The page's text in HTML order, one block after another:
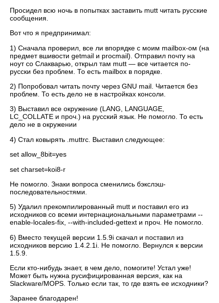
Просидел всю ночь в попытках заставить mutt читать русские
сообщения.
Вот что я предпринимал:
1) Сначала проверил, все ли впорядке с моим mailbox-ом (на
предмет вшивости getmail и procmail). Отправил почту на
ноут со Слакварью, открыл там mutt — все читается по-
русски без проблем. То есть mailbox в порядке.
2) Попробовал читать почту через GNU mail. Читается без
проблем. То есть дело не в настройках консоли.
3) Выставил все окружение (LANG, LANGUAGE,
LC_COLLATE и проч.) на русский язык. Не помогло. То есть
дело не в окружении
4) Стал ковырять .muttrc. Выставил следующее:
set allow_8bit=yes
set charset=koi8-r
Не помогло. Знаки вопроса сменились бэкслэш-
последовательностями.
5) Удалил прекомпилированный mutt и поставил его из
исходников со всеми интернациональными параметрами --
enable-locales-fix, --with-included-gettext и проч. Не помогло.
6) Вместо текущей версии 1.5.9i скачал и поставил из
исходников версию 1.4.2.1i. Не помогло. Вернулся к версии
1.5.9.
Если кто-нибудь знает, в чем дело, помогите! Устал уже!
Может быть нужна русифицированная версия, как на
Slackware/MOPS. Только если так, то где взять ее исходники?
Заранее благодарен!